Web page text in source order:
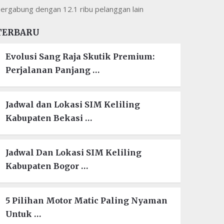
dengan 12.1 ribu pelanggan lain
Evolusi Sang Raja Skutik Premium:
Perjalanan Panjang …
Jadwal dan Lokasi SIM Keliling
Kabupaten Bekasi …
Jadwal Dan Lokasi SIM Keliling
Kabupaten Bogor …
5 Pilihan Motor Matic Paling Nyaman
Untuk …